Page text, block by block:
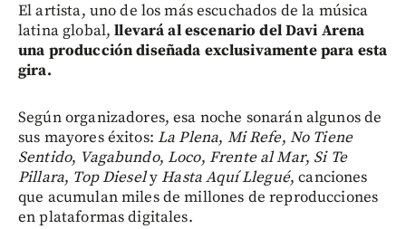
El artista, uno de los más escuchados de la música
latina global,llevará al escenario del Davi Arena
una producción diseñada exclusivamente para esta
gira.
Según organizadores, esa noche sonarán algunos de
sus mayores éxitos: La Plena, Mi Refe, No Tiene
Sentido, Vagabundo,Loco, Frente al Mar, Si Te
Pillara, Top DieselyHasta Aquí Llegué, canciones
que acumulan miles de millones de reproducciones
en plataformas digitales.